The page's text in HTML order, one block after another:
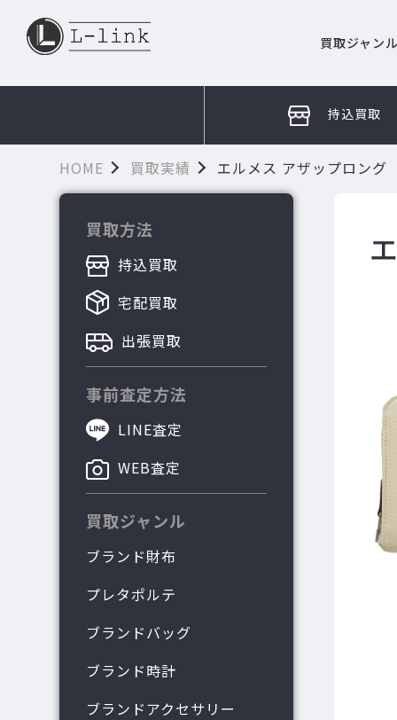
買取ジャン
持込買取
HOME 買取実績 エルメス アザップロン
買取方法
持込買取
宅配買取
出張買取
事前査定方法
LINE査定
WEB査定
買取ジャンル
ブランド財布
プレタポルテ
ブランドバッグ
ブランド時計
ブランドアクセサリー